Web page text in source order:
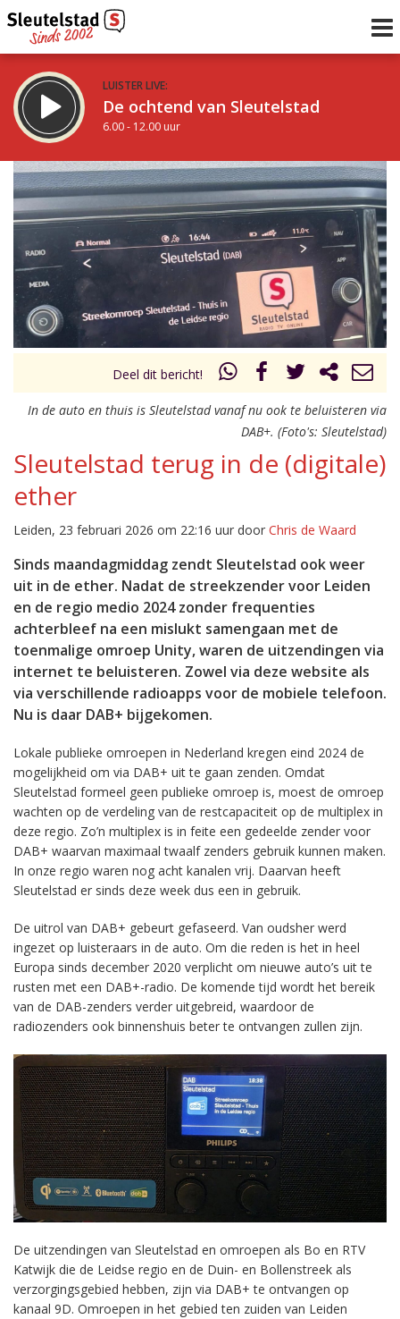
LUISTER LIVE:
De ochtend van Sleutelstad
6.00 - 12.00 uur
STRAKS:
De middag van Sleutelstad
12.00 - 17.00 uur
Vorig uur
uur 1 van 0 Volgend uur
Deel dit bericht!
In de auto en thuis is Sleutelstad vanaf nu ook te beluisteren via
DAB+. (Foto's: Sleutelstad)
Sleutelstad terug in de (digitale)
ether
Leiden, 23 februari 2026 om 22:16 uur door Chris de Waard
Sinds maandagmiddag zendt Sleutelstad ook weer
uit in de ether. Nadat de streekzender voor Leiden
en de regio medio 2024 zonder frequenties
achterbleef na een mislukt samengaan met de
toenmalige omroep Unity, waren de uitzendingen via
internet te beluisteren. Zowel via deze website als
via verschillende radioapps voor de mobiele telefoon.
Nu is daar DAB+ bijgekomen.
Lokale publieke omroepen in Nederland kregen eind 2024 de
mogelijkheid om via DAB+ uit te gaan zenden. Omdat
Sleutelstad formeel geen publieke omroep is, moest de omroep
wachten op de verdeling van de restcapaciteit op de multiplex in
deze regio. Zo’n multiplex is in feite een gedeelde zender voor
DAB+ waarvan maximaal twaalf zenders gebruik kunnen maken.
In onze regio waren nog acht kanalen vrij. Daarvan heeft
Sleutelstad er sinds deze week dus een in gebruik.
De uitrol van DAB+ gebeurt gefaseerd. Van oudsher werd
ingezet op luisteraars in de auto. Om die reden is het in heel
Europa sinds december 2020 verplicht om nieuwe auto’s uit te
rusten met een DAB+-radio. De komende tijd wordt het bereik
van de DAB-zenders verder uitgebreid, waardoor de
radiozenders ook binnenshuis beter te ontvangen zullen zijn.
De uitzendingen van Sleutelstad en omroepen als Bo en RTV
Katwijk die de Leidse regio en de Duin- en Bollenstreek als
verzorgingsgebied hebben, zijn via DAB+ te ontvangen op
kanaal 9D. Omroepen in het gebied ten zuiden van Leiden